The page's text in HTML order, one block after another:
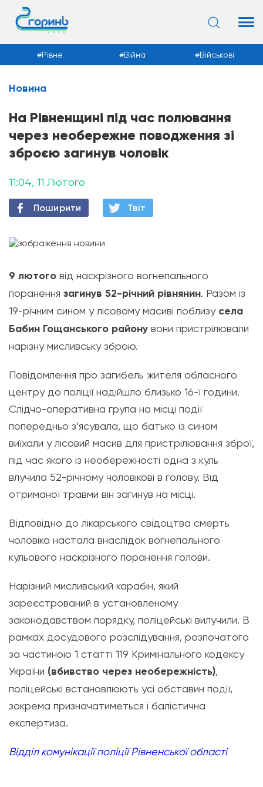
Новини
Рівне Війна Військові
Новина
На Рівненщині під час полювання
через необережне поводження зі
зброєю загинув чоловік
11:04, 11 Лютого
Поширити Твiт
9 лютого від наскрізного вогнепального
поранення загинув 52-річний рівнянин. Разом із
19-річним сином у лісовому масиві поблизу села
Бабин Гощанського району вони пристрілювали
нарізну мисливську зброю.
Повідомлення про загибель жителя обласного
центру до поліції надійшло близько 16-ї години.
Слідчо-оперативна група на місці події
попередньо з’ясувала, що батько із сином
виїхали у лісовий масив для пристрілювання зброї,
під час якого із необережності одна з куль
влучила 52-річному чоловікові в голову. Від
отриманої травми він загинув на місці.
Відповідно до лікарського свідоцтва смерть
чоловіка настала внаслідок вогнепального
кульового наскрізного поранення голови.
Нарізний мисливський карабін, який
зареєстрований в установленому
законодавством порядку, поліцейські вилучили. В
рамках досудового розслідування, розпочатого
за частиною 1 статті 119 Кримінального кодексу
України (вбивство через необережність),
поліцейські встановлюють усі обставин події,
зокрема призначатиметься і балістична
експертиза.
Відділ комунікації поліції Рівненської області